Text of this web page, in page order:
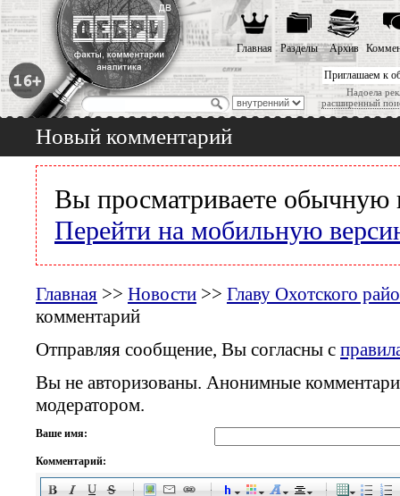
Приглашаем к
Надоела
расширенный
Главная Разделы Архив
Новый комментарий
Вы просматриваете обычную
Перейти на мобильную
Главная >> Новости >> Главу Охотского
комментарий
Отправляя сообщение, Вы согласны с
Вы не авторизованы. Анонимные
модератором.
Ваше имя:
Комментарий:
-
-
-